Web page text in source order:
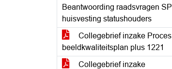
Beantwoording raadsvragen SP
huisvesting statushouders
Collegebrief inzake Proces
beeldkwaliteitsplan plus 1221
Collegebrief inzake